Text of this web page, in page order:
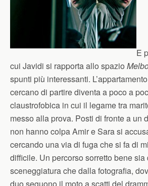
E
cui Javidi si rapporta allo spazio
spunti più interessanti.
cercano di partire diventa a poco a
claustrofobica in cui il legame tra
messo alla prova. Posti di fronte a un
non hanno colpa Amir e Sara si
cercando una via di fuga che si fa di
difficile. Un percorso sorretto bene sia
sceneggiatura che dalla fotografia,